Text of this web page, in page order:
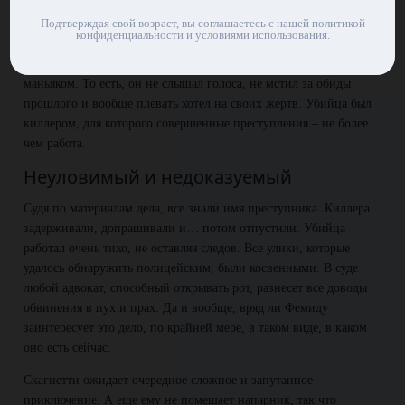
понимали друг друга без слов.
маньяком. То есть, он не слышал голоса, не мстил за обиды
прошлого и вообще плевать хотел на своих жертв. Убийца был
киллером, для которого совершенные преступления – не более
чем работа.
Неуловимый и недоказуемый
Судя по материалам дела, все знали имя преступника. Киллера
задерживали, допрашивали и… потом отпустили. Убийца
работал очень тихо, не оставляя следов. Все улики, которые
удалось обнаружить полицейским, были косвенными. В суде
любой адвокат, способный открывать рот, разнесет все доводы
обвинения в пух и прах. Да и вообще, вряд ли Фемиду
заинтересует это дело, по крайней мере, в таком виде, в каком
оно есть сейчас.
Скагнетти ожидает очередное сложное и запутанное
приключение. А еще ему не помешает напарник, так что
Подтверждая свой возраст, вы соглашаетесь с нашей политикой
конфиденциальности и условиями использования.